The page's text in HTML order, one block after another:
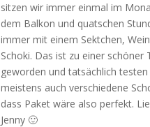
sitzen wir immer einmal im
dem Balkon und quatschen
immer mit einem Sektchen,
Schoki. Das ist zu einer schöner
geworden und tatsächlich
meistens auch verschiedene
dass Paket wäre also perfekt.
Jenny 🙂